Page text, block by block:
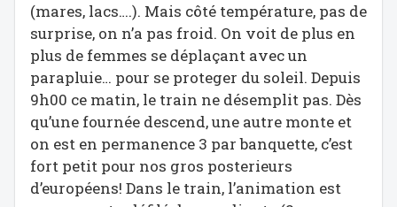
(mares, lacs….). Mais côté température, pas de
surprise, on n’a pas froid. On voit de plus en
plus de femmes se déplaçant avec un
parapluie… pour se proteger du soleil. Depuis
9h00 ce matin, le train ne désemplit pas. Dès
qu’une fournée descend, une autre monte et
on est en permanence 3 par banquette, c’est
fort petit pour nos gros posterieurs
d’européens! Dans le train, l’animation est